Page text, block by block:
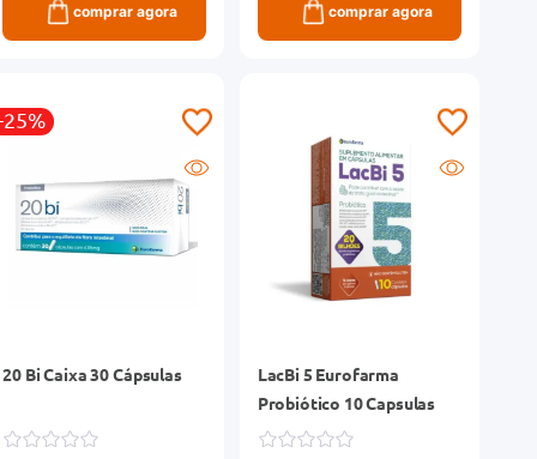
comprar agora comprar agora
25%
20 Bi Caixa 30 Cápsulas
LacBi 5 Eurofarma
Probiótico 10 Capsulas